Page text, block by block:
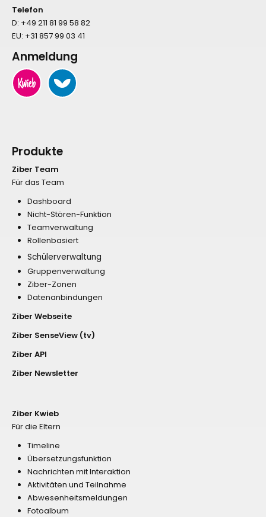
Telefon
D: +49 211 81 99 58 82
EU: +31 857 99 03 41
Anmeldung
Produkte
Ziber Team
Für das Team
Dashboard
Nicht-Stören-Funktion
Teamverwaltung
Rollenbasiert
Schülerverwaltung
Gruppenverwaltung
Ziber-Zonen
Datenanbindungen
Ziber Webseite
Ziber SenseView (tv)
Ziber API
Ziber Newsletter
Ziber Kwieb
Für die Eltern
Timeline
Übersetzungsfunktion
Nachrichten mit Interaktion
Aktivitäten und Teilnahme
Abwesenheitsmeldungen
Fotoalbum